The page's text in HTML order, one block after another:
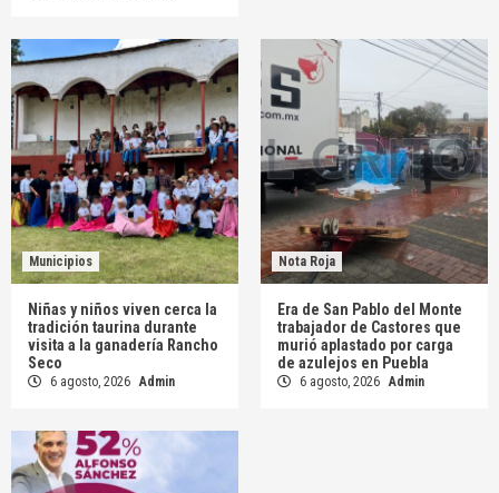
Municipios
Niñas y niños viven cerca la
tradición taurina durante
visita a la ganadería Rancho
Seco
6 agosto, 2026 Admin
Nota Roja
Era de San Pablo del Monte
trabajador de Castores que
murió aplastado por carga
de azulejos en Puebla
6 agosto, 2026 Admin